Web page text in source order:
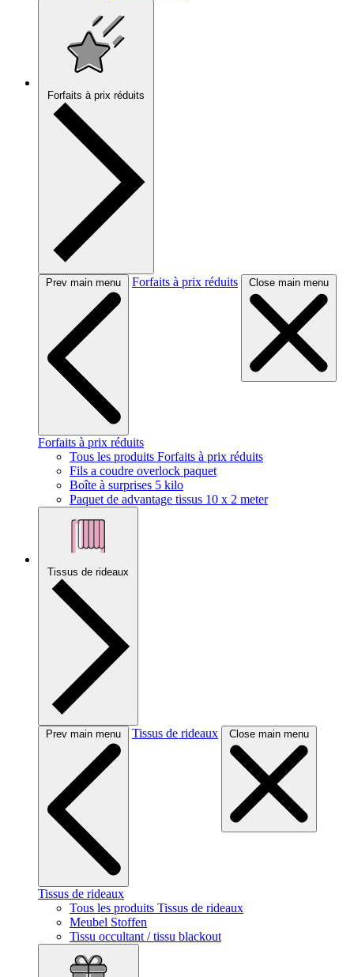
Forfaits à prix réduits
Prev main menu Forfaits à prix réduits Close main menu
Forfaits à prix réduits
Tous les produits Forfaits à prix réduits
Fils a coudre overlock paquet
Boîte à surprises 5 kilo
Paquet de advantage tissus 10 x 2 meter
Tissus de rideaux
Prev main menu Tissus de rideaux Close main menu
Tissus de rideaux
Tous les produits Tissus de rideaux
Meubel Stoffen
Tissu occultant / tissu blackout